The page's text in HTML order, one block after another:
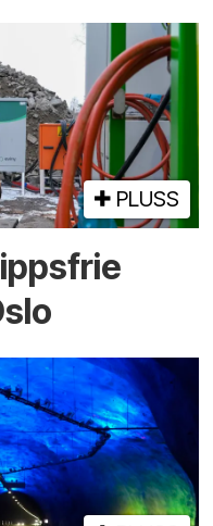
PLUSS